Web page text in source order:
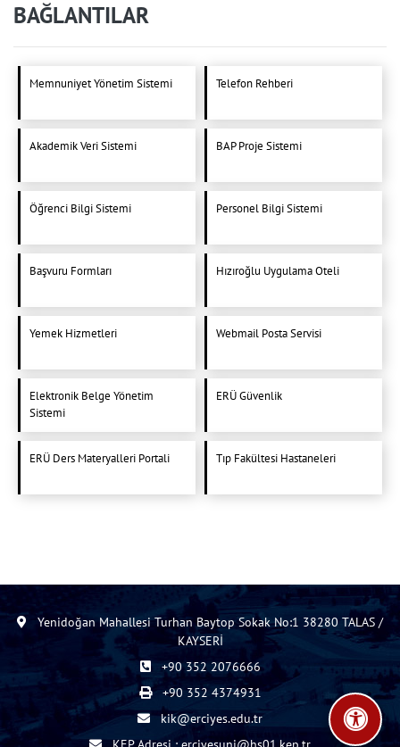
BAĞLANTILAR
Memnuniyet Yönetim Sistemi Telefon Rehberi
Akademik Veri Sistemi BAP Proje Sistemi
Öğrenci Bilgi Sistemi Personel Bilgi Sistemi
Başvuru Formları Hızıroğlu Uygulama Oteli
Yemek Hizmetleri Webmail Posta Servisi
Elektronik Belge Yönetim
Sistemi
ERÜ Güvenlik
ERÜ Ders Materyalleri Portali Tıp Fakültesi Hastaneleri
Yenidoğan Mahallesi Turhan Baytop Sokak No:1 38280 TALAS /
KAYSERİ
+90 352 2076666
+90 352 4374931
kik@erciyes.edu.tr